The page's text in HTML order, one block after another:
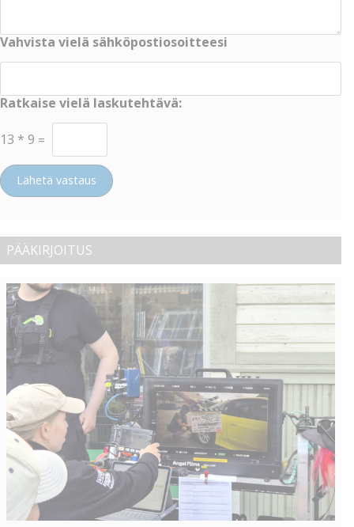
Vahvista vielä sähköpostiosoitteesi
Ratkaise vielä laskutehtävä:
13 * 9 =
Lähetä vastaus
PÄÄKIRJOITUS